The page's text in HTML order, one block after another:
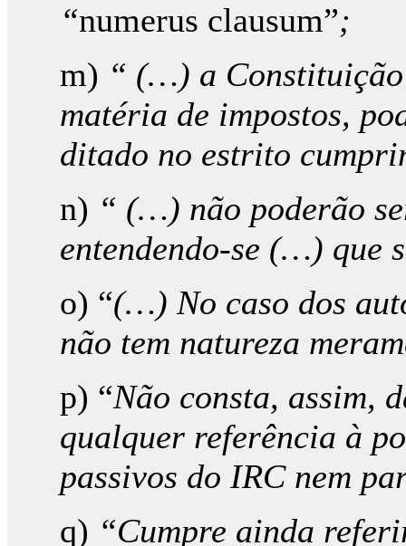
“numerus clausum”;
m) “ (…) a Constituição
matéria de impostos,
ditado no estrito
n) “ (…) não poderão
entendendo-se (…) que
o) “(…) No caso dos
não tem natureza
p) “Não consta, assim,
qualquer referência à
passivos do IRC nem
q) “Cumpre ainda